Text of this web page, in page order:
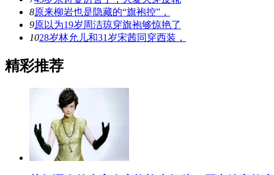
8原来柳岩也是隐藏的“旗袍控”，
9原以为19岁周洁琼穿旗袍够惊艳了
1028岁林允儿和31岁宋茜同穿西装，
精彩推荐